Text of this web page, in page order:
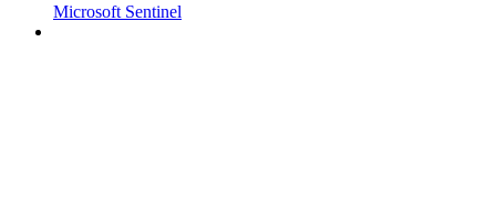
Microsoft Sentinel